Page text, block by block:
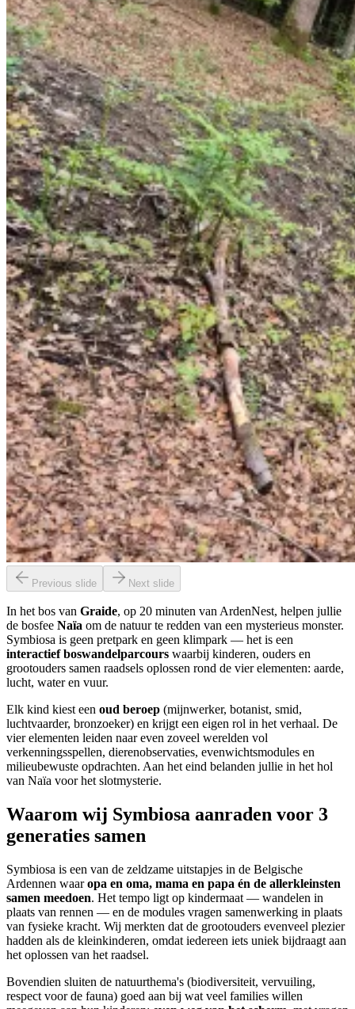
Previous slide Next slide
In het bos van Graide, op 20 minuten van ArdenNest, helpen jullie
de bosfee Naïa om de natuur te redden van een mysterieus monster.
Symbiosa is geen pretpark en geen klimpark — het is een
interactief boswandelparcours waarbij kinderen, ouders en
grootouders samen raadsels oplossen rond de vier elementen: aarde,
lucht, water en vuur.
Elk kind kiest een oud beroep (mijnwerker, botanist, smid,
luchtvaarder, bronzoeker) en krijgt een eigen rol in het verhaal. De
vier elementen leiden naar even zoveel werelden vol
verkenningsspellen, dierenobservaties, evenwichtsmodules en
milieubewuste opdrachten. Aan het eind belanden jullie in het hol
van Naïa voor het slotmysterie.
Waarom wij Symbiosa aanraden voor 3
generaties samen
Symbiosa is een van de zeldzame uitstapjes in de Belgische
Ardennen waaropa en oma, mama en papa én de allerkleinsten
samen meedoen. Het tempo ligt op kindermaat — wandelen in
plaats van rennen — en de modules vragen samenwerking in plaats
van fysieke kracht. Wij merkten dat de grootouders evenveel plezier
hadden als de kleinkinderen, omdat iedereen iets uniek bijdraagt aan
het oplossen van het raadsel.
Bovendien sluiten de natuurthema's (biodiversiteit, vervuiling,
respect voor de fauna) goed aan bij wat veel families willen